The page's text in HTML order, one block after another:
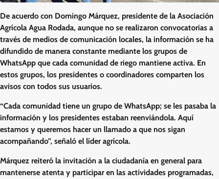
De acuerdo con Domingo Márquez, presidente de la Asociación
Agrícola Agua Rodada, aunque no se realizaron convocatorias a
través de medios de comunicación locales, la información se ha
difundido de manera constante mediante los grupos de
WhatsApp que cada comunidad de riego mantiene activa. En
estos grupos, los presidentes o coordinadores comparten los
avisos con todos sus usuarios.
“Cada comunidad tiene un grupo de WhatsApp; se les pasaba la
información y los presidentes estaban reenviándola. Aquí
estamos y queremos hacer un llamado a que nos sigan
acompañando”, señaló el líder agrícola.
Márquez reiteró la invitación a la ciudadanía en general para
mantenerse atenta y participar en las actividades programadas,